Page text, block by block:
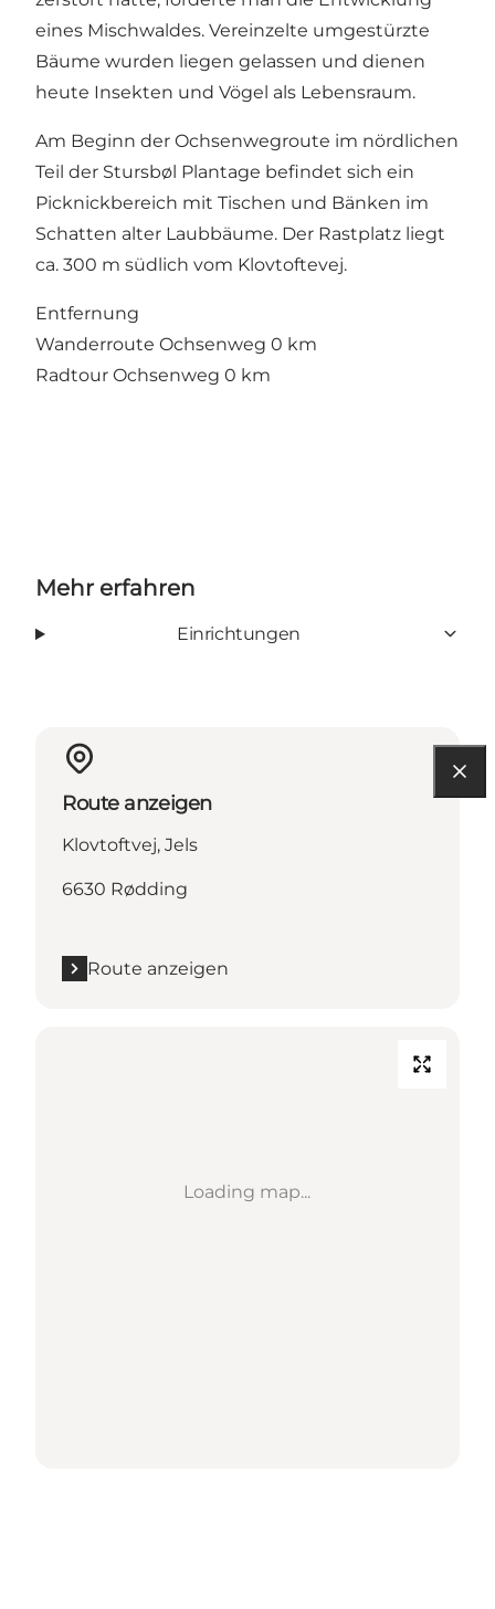
eines Mischwaldes. Vereinzelte umgestürzte
Bäume wurden liegen gelassen und dienen
heute Insekten und Vögel als Lebensraum.
Am Beginn der Ochsenwegroute im nördlichen
Teil der Stursbøl Plantage befindet sich ein
Picknickbereich mit Tischen und Bänken im
Schatten alter Laubbäume. Der Rastplatz liegt
ca. 300 m südlich vom Klovtoftevej.
Entfernung
Wanderroute Ochsenweg 0 km
Radtour Ochsenweg 0 km
Mehr erfahren
Einrichtungen
Route anzeigen
Klovtoftvej, Jels
6630 Rødding
Route anzeigen
Loading map...